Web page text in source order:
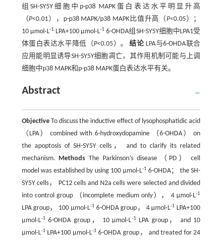
组SH-SY5Y细胞中p-p38 MAPK蛋白表达水平明显升高
（P<0.01），p-p38 MAPK/p38 MAPK比值升高（P<0.05）；
10 μmol·L-1 LPA+100 μmol·L-1 6-OHDA组SH-SY5Y细胞中LPA1受
体蛋白表达水平降低（P<0.05）。结论LPA与6-OHDA联合
应用能明显诱导SH-SY5Y细胞凋亡，其作用机制可能与上调
细胞中p38 MAPK和p-p38 MAPK蛋白表达水平有关。
Abstract
ObjectiveTo discuss the inductive effect of lysophosphatidic acid
（LPA） combined with 6-hydroxydopamine （6-OHDA） on
the apoptosis of SH-SY5Y cells， and to clarify its related
mechanism. Methods The Parkinson’s disease （PD） cell
model was established by using 100 μmol·L-1 6-OHDA； the SH-
SY5Y cells， PC12 cells and N2a cells were selected and divided
into control group （incomplete medium only）， 4 μmol·L-1
LPA group， 100 μmol·L-1 6-OHDA group， 4 μmol·L-1 LPA+100
μmol·L-1 6-OHDA group， 10 μmol·L-1
LPA group， and 10
μmol·L-1 LPA+100 μmol·L-1 6-OHDA group， and treated for 24